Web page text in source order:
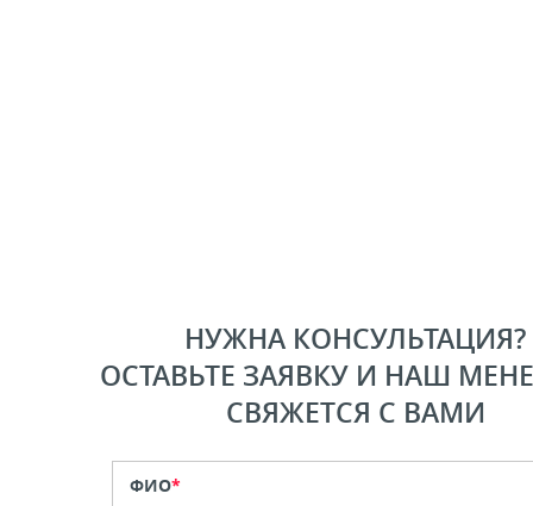
НУЖНА КОНСУЛЬТАЦИЯ?
ОСТАВЬТЕ ЗАЯВКУ И НАШ
СВЯЖЕТСЯ С ВАМИ
ФИО*